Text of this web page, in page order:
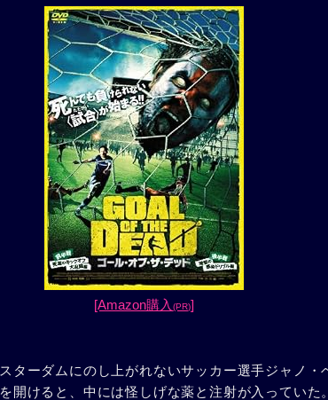
[Amazon購入(PR)]
スターダムにのし上がれないサッカー選手ジャノ
を開けると、中には怪しげな薬と注射が入ってい